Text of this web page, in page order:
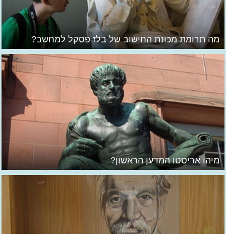
מה תרומת מכונת החישוב של בלז פסקל למחשב?
מיהו אריסטו המדען הראשון?